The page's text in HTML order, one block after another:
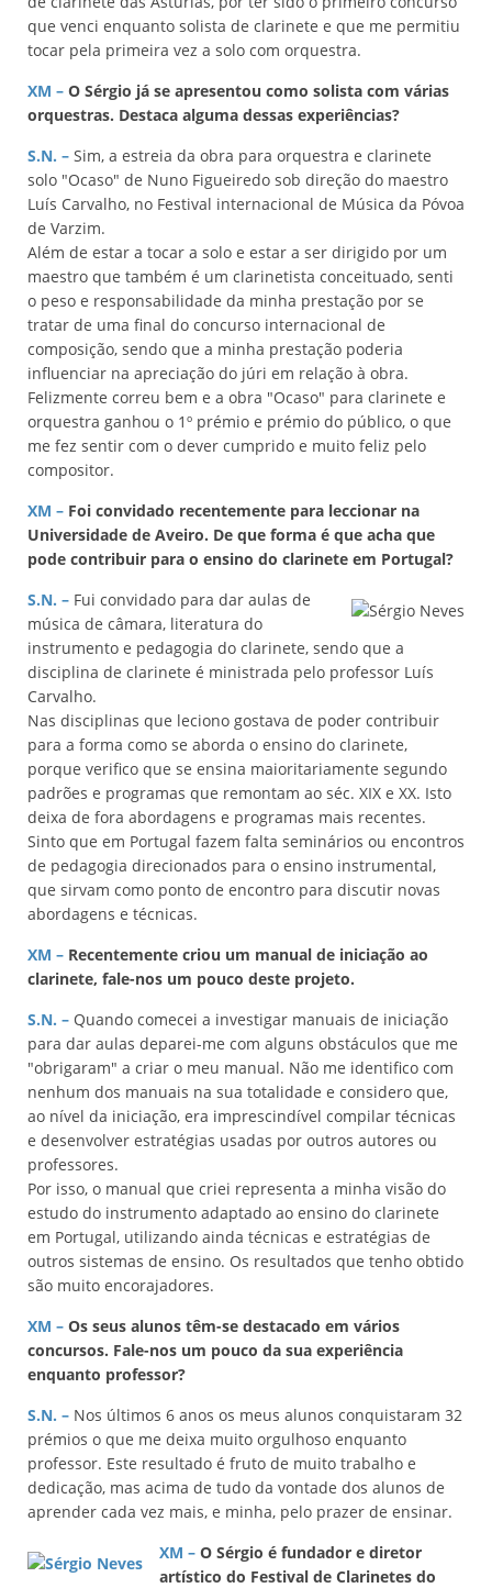
que venci enquanto solista de clarinete e que me permitiu
tocar pela primeira vez a solo com orquestra.
XM – O Sérgio já se apresentou como solista com várias
orquestras. Destaca alguma dessas experiências?
S.N. – Sim, a estreia da obra para orquestra e clarinete
solo "Ocaso" de Nuno Figueiredo sob direção do maestro
Luís Carvalho, no Festival internacional de Música da Póvoa
de Varzim.
Além de estar a tocar a solo e estar a ser dirigido por um
maestro que também é um clarinetista conceituado, senti
o peso e responsabilidade da minha prestação por se
tratar de uma final do concurso internacional de
composição, sendo que a minha prestação poderia
influenciar na apreciação do júri em relação à obra.
Felizmente correu bem e a obra "Ocaso" para clarinete e
orquestra ganhou o 1º prémio e prémio do público, o que
me fez sentir com o dever cumprido e muito feliz pelo
compositor.
XM – Foi convidado recentemente para leccionar na
Universidade de Aveiro. De que forma é que acha que
pode contribuir para o ensino do clarinete em Portugal?
S.N. – Fui convidado para dar aulas de
música de câmara, literatura do
instrumento e pedagogia do clarinete, sendo que a
disciplina de clarinete é ministrada pelo professor Luís
Carvalho.
Nas disciplinas que leciono gostava de poder contribuir
para a forma como se aborda o ensino do clarinete,
porque verifico que se ensina maioritariamente segundo
padrões e programas que remontam ao séc. XIX e XX. Isto
deixa de fora abordagens e programas mais recentes.
Sinto que em Portugal fazem falta seminários ou encontros
de pedagogia direcionados para o ensino instrumental,
que sirvam como ponto de encontro para discutir novas
abordagens e técnicas.
XM – Recentemente criou um manual de iniciação ao
clarinete, fale-nos um pouco deste projeto.
S.N. – Quando comecei a investigar manuais de iniciação
para dar aulas deparei-me com alguns obstáculos que me
"obrigaram" a criar o meu manual. Não me identifico com
nenhum dos manuais na sua totalidade e considero que,
ao nível da iniciação, era imprescindível compilar técnicas
e desenvolver estratégias usadas por outros autores ou
professores.
Por isso, o manual que criei representa a minha visão do
estudo do instrumento adaptado ao ensino do clarinete
em Portugal, utilizando ainda técnicas e estratégias de
outros sistemas de ensino. Os resultados que tenho obtido
são muito encorajadores.
XM – Os seus alunos têm-se destacado em vários
concursos. Fale-nos um pouco da sua experiência
enquanto professor?
S.N. – Nos últimos 6 anos os meus alunos conquistaram 32
prémios o que me deixa muito orgulhoso enquanto
professor. Este resultado é fruto de muito trabalho e
dedicação, mas acima de tudo da vontade dos alunos de
aprender cada vez mais, e minha, pelo prazer de ensinar.
XM – O Sérgio é fundador e diretor
artístico do Festival de Clarinetes do